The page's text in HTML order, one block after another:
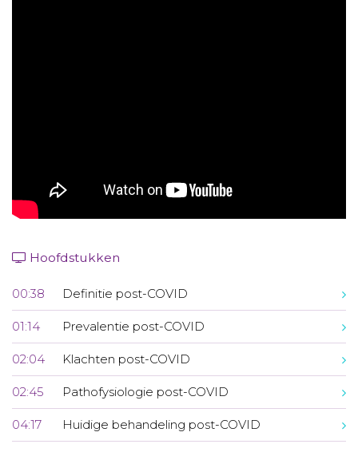
Hoofdstukken
00:38 Definitie post-COVID
01:14 Prevalentie post-COVID
02:04 Klachten post-COVID
02:45 Pathofysiologie post-COVID
04:17 Huidige behandeling post-COVID